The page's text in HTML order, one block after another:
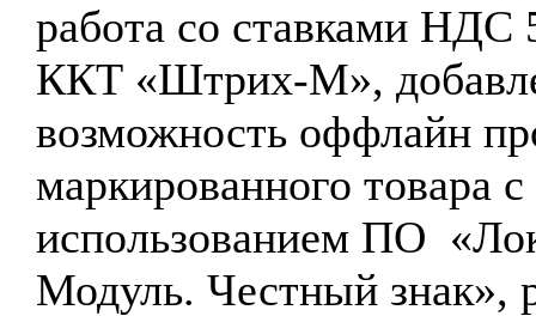
работа со ставками НДС
ККТ «Штрих-М»,
возможность оффлайн
маркированного товара с
использованием ПО
Модуль. Честный знак»,